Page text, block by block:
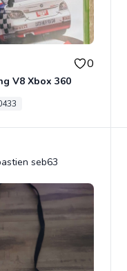
0
V8 Xbox 360
seb63